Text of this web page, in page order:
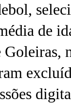
de
Goleiras,